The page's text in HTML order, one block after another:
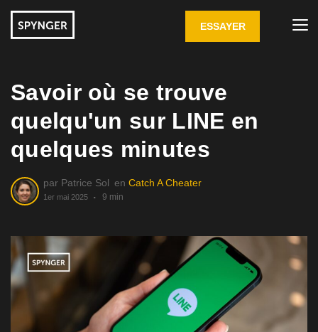
ESSAYER
Savoir où se trouve
quelqu'un sur LINE en
quelques minutes
par Patrice Sol en Catch A Cheater
1er mai 2025 9 min